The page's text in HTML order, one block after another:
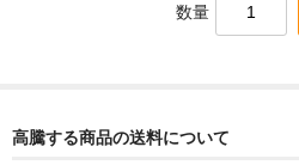
数量
高騰する商品の送料について